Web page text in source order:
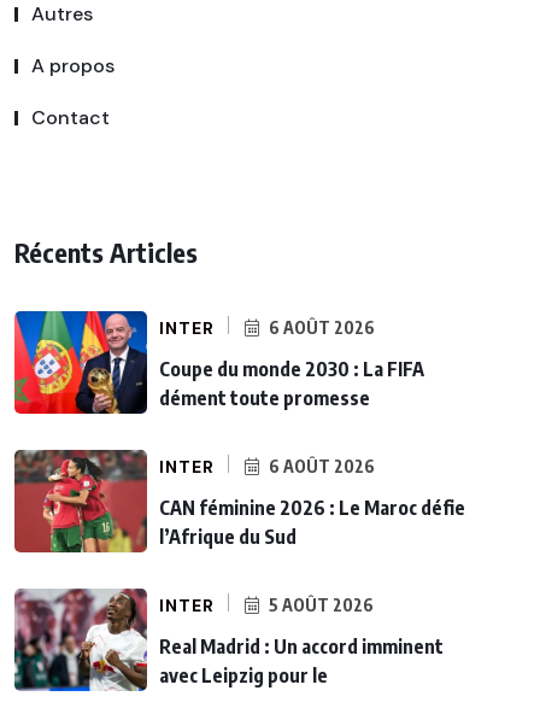
Autres
A propos
Contact
Récents Articles
INTER 6 AOÛT 2026
Coupe du monde 2030 : La FIFA
dément toute promesse
INTER 6 AOÛT 2026
CAN féminine 2026 : Le Maroc défie
l’Afrique du Sud
INTER 5 AOÛT 2026
Real Madrid : Un accord imminent
avec Leipzig pour le